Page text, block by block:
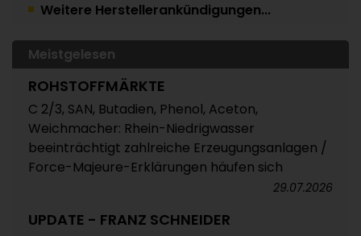
Deutliche Preiserhöhungen für Polystyrol, ABS
POLYMERPREISE
Vorprodukte Juli/August 2026
POLYMERPREISE
Styrolkunststoffe Juli 2026: Absturz der SM-
Atempause wohl aber nur von kurzer Dauer
Weitere Herstellerankündigungen...
Meistgelesen
ROHSTOFFMÄRKTE
C 2/3, SAN, Butadien, Phenol, Aceton,
Weichmacher: Rhein-Niedrigwasser
beeinträchtigt zahlreiche Erzeugungsanlagen /
Force-Majeure-Erklärungen häufen sich
29.07.2026
UPDATE - FRANZ SCHNEIDER